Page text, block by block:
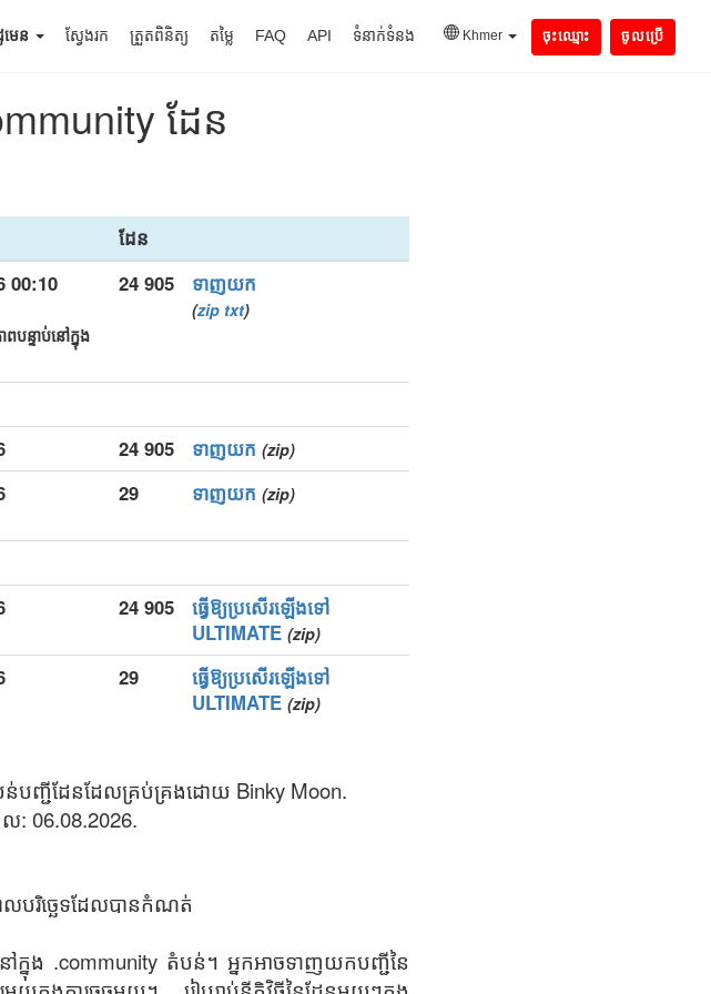
មេន ស្វែងរក ត្រួតពិនិត្យ តម្លៃ FAQ API ទំនាក់ទំនង Khmer ចុះឈ្មោះ ចូលប្រើ
ដែន
ដែន
00:10
ាពបន្ទាប់នៅក្នុង
24 905 ទាញយក
(zip txt)
24 905 ទាញយក (zip)
29 ទាញយក (zip)
24 905
ធ្វើឱ្យប្រសើរឡើងទៅ
ULTIMATE (zip)
29
ធ្វើឱ្យប្រសើរឡើងទៅ
ULTIMATE (zip)
បញ្ជីដែនដែលគ្រប់គ្រងដោយ Binky Moon.
: 06.08.2026.
លបរិច្ឆេទដែលបានកំណត់
ក្នុង .community តំបន់។ អ្នកអាចទាញយកបញ្ជីនៃ